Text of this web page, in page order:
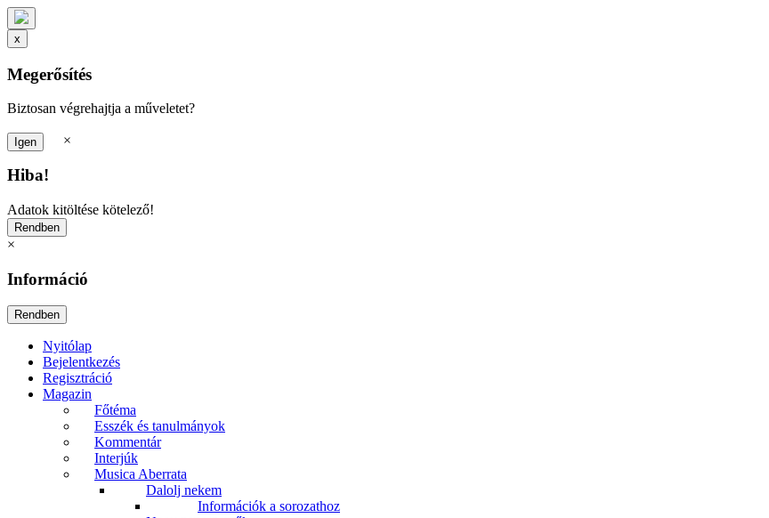
x
Megerősítés
Biztosan végrehajtja a műveletet?
×
Hiba!
Adatok kitöltése kötelező!
×
Információ
Nyitólap
Bejelentkezés
Regisztráció
Magazin
Főtéma
Esszék és tanulmányok
Kommentár
Interjúk
Musica Aberrata
Dalolj nekem
Információk a sorozathoz